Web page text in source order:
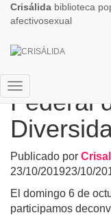
Crisálida biblioteca
afectivosexual
Cambiar
modo
de
navegación
Federal
Publicado por
23/10/201923/10/
El domingo 6 de
participamos